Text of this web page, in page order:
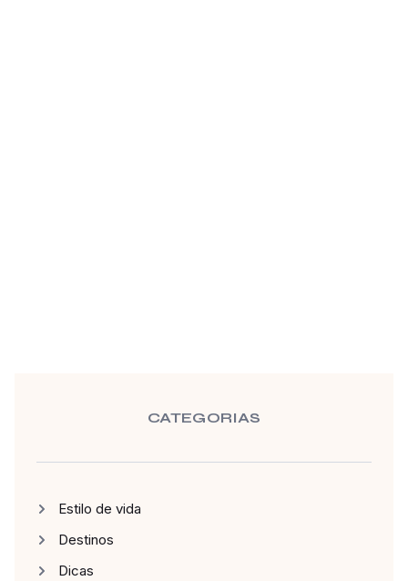
CATEGORIAS
Estilo de vida
Destinos
Dicas